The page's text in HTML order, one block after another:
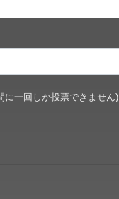
に一回しか投票できません)